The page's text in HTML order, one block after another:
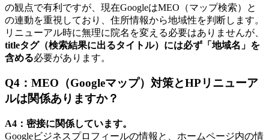
の観点で有利ですが、現在GoogleはMEO（マップ検索）と
の連動を重視しており、住所情報から地域性を判断します。
リニューアル時に無理に院名を変える必要はありませんが、
titleタグ（検索結果に出るタイトル）には必ず「地域名」を
含める必要があります。
Q4：MEO（Googleマップ）対策とHPリニューア
ルは関係ありますか？
A4：密接に関係しています。
Googleビジネスプロフィールの情報と、ホームページ内の情